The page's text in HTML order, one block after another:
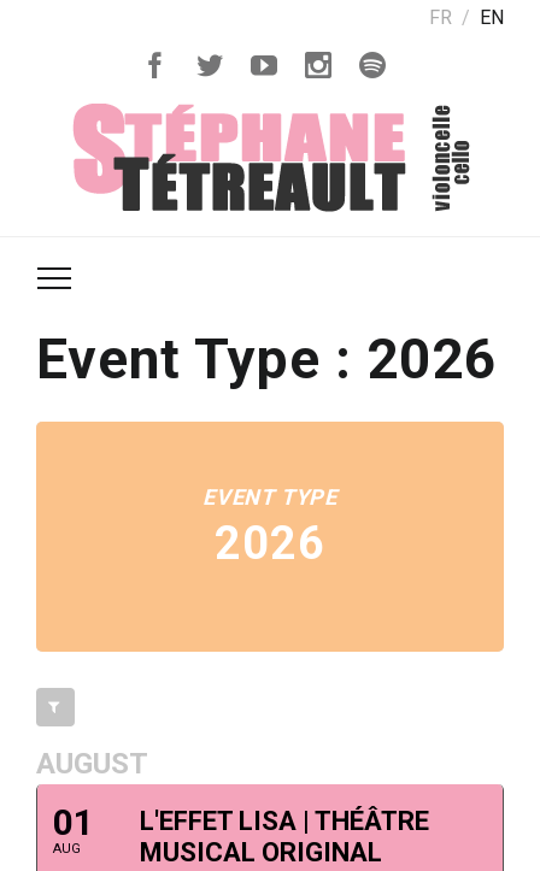
FR EN
Event Type : 2026
EVENT TYPE
2026
AUGUST
01
AUG
L'EFFET LISA | THÉÂTRE
MUSICAL ORIGINAL